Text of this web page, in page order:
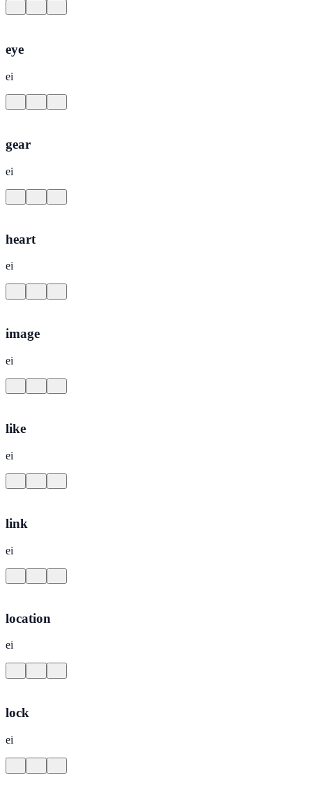
eye
ei
gear
ei
heart
ei
image
ei
like
ei
link
ei
location
ei
lock
ei